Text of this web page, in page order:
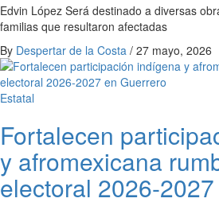
Edvin López Será destinado a diversas
familias que resultaron afectadas
By Despertar de la Costa / 27 mayo, 2026
Estatal
Fortalecen
y afromexicana
electoral 2026-